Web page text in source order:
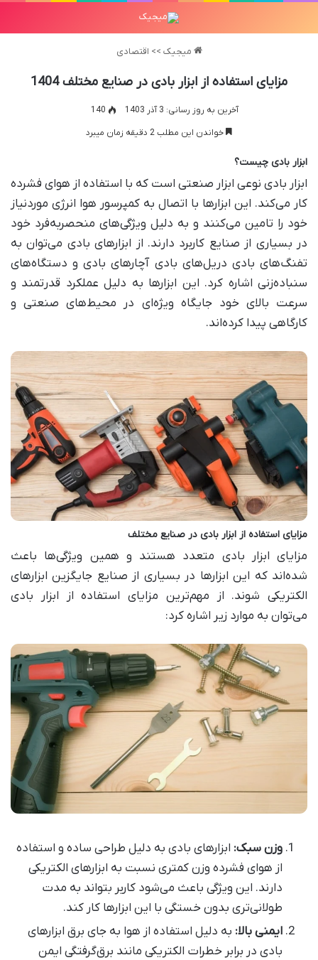
میجیک >> اقتصادی
مزایای استفاده از ابزار بادی در صنایع مختلف 1404
آخرین به روز رسانی: 3 آذر 1403
140
خواندن این مطلب 2 دقیقه زمان میبرد
ابزار بادی چیست؟
ابزار بادی نوعی ابزار صنعتی است که با استفاده از هوای فشرده
کار می‌کند. این ابزارها با اتصال به کمپرسور هوا انرژی موردنیاز
خود را تامین می‌کنند و به دلیل ویژگی‌های منحصربه‌فرد خود
در بسیاری از صنایع کاربرد دارند. از ابزارهای بادی می‌توان به
تفنگ‌های بادی دریل‌های بادی آچارهای بادی و دستگاه‌های
سنباده‌زنی اشاره کرد. این ابزارها به دلیل عملکرد قدرتمند و
سرعت بالای خود جایگاه ویژه‌ای در محیط‌های صنعتی و
کارگاهی پیدا کرده‌اند.
مزایای استفاده از ابزار بادی در صنایع مختلف
مزایای ابزار بادی متعدد هستند و همین ویژگی‌ها باعث
شده‌اند که این ابزارها در بسیاری از صنایع جایگزین ابزارهای
الکتریکی شوند. از مهم‌ترین مزایای استفاده از ابزار بادی
می‌توان به موارد زیر اشاره کرد:
وزن سبک: ابزارهای بادی به دلیل طراحی ساده و استفاده
از هوای فشرده وزن کمتری نسبت به ابزارهای الکتریکی
دارند. این ویژگی باعث می‌شود کاربر بتواند به مدت
طولانی‌تری بدون خستگی با این ابزارها کار کند.
ایمنی بالا: به دلیل استفاده از هوا به جای برق ابزارهای
بادی در برابر خطرات الکتریکی مانند برق‌گرفتگی ایمن